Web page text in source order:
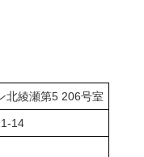
北綾瀬第5 206号室
14